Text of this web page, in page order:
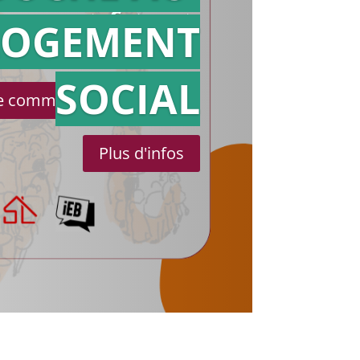
référé
communiqué de presse
SOCIAL
Plus d'infos